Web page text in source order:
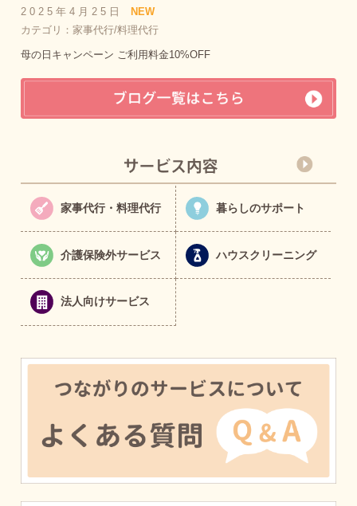
2025年4月25日
NEW
カテゴリ：家事代行/料理代行
母の日キャンペーン ご利用料金10%OFF
家事代行・料理代行 暮らしのサポート
介護保険外サービス ハウスクリーニング
法人向けサービス